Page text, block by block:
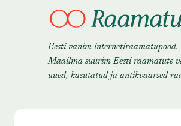
Eesti vanim internetiraamatupood.
Maailma suurim Eesti raamatute
uued, kasutatud ja antikvaarsed